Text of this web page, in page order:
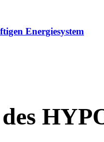
Energiesystem